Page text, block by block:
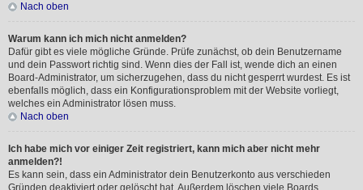
Nach oben
Warum kann ich mich nicht anmelden?
Dafür gibt es viele mögliche Gründe. Prüfe zunächst, ob dein Benutzername
und dein Passwort richtig sind. Wenn dies der Fall ist, wende dich an einen
Board-Administrator, um sicherzugehen, dass du nicht gesperrt wurdest. Es ist
ebenfalls möglich, dass ein Konfigurationsproblem mit der Website vorliegt,
welches ein Administrator lösen muss.
Nach oben
Ich habe mich vor einiger Zeit registriert, kann mich aber nicht mehr
anmelden?!
Es kann sein, dass ein Administrator dein Benutzerkonto aus verschieden
Gründen deaktiviert oder gelöscht hat. Außerdem löschen viele Boards